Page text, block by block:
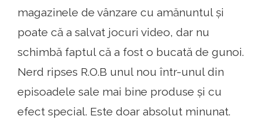
magazinele de vânzare cu amănuntul și
poate că a salvat jocuri video, dar nu
schimbă faptul că a fost o bucată de gunoi.
Nerd ripses R.O.B unul nou într-unul din
episoadele sale mai bine produse și cu
efect special. Este doar absolut minunat.